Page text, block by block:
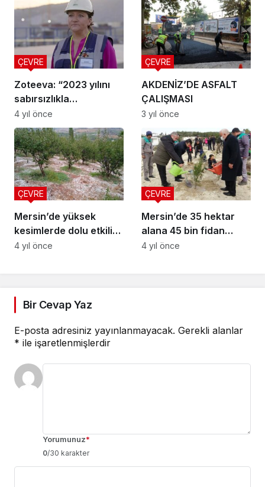
Zoteeva: “2023 yılını
sabırsızlıkla
bekliyorum”
ÇEVRE
4 yıl önce
AKDENİZ’DE ASFALT
ÇALIŞMASI
ÇEVRE
3 yıl önce
Mersin’de yüksek
kesimlerde dolu etkili
oldu
ÇEVRE
4 yıl önce
Mersin’de 35 hektar
alana 45 bin fidan
dikildi
ÇEVRE
4 yıl önce
Bir Cevap Yaz
E-posta adresiniz yayınlanmayacak. Gerekli alanlar
* ile işaretlenmişlerdir
Yorumunuz*
0/30 karakter